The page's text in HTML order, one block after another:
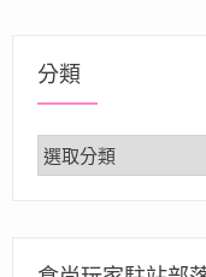
分類
分
類